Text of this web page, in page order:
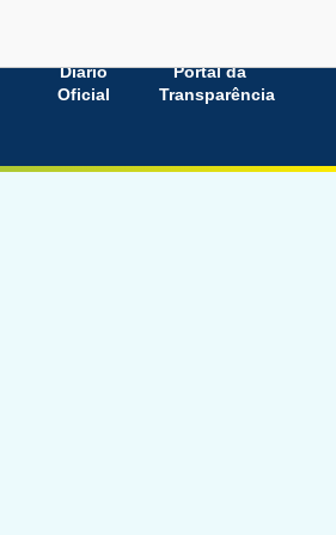
Diário
Oficial
Portal da
Transparência